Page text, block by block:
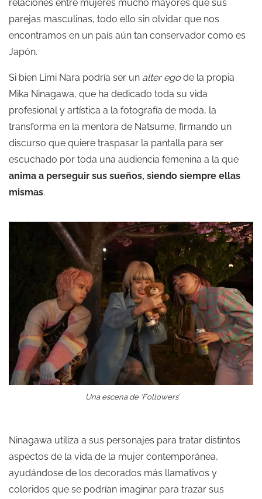
relaciones entre mujeres mucho mayores que sus
parejas masculinas, todo ello sin olvidar que nos
encontramos en un país aún tan conservador como es
Japón.
Si bien Limi Nara podría ser un alter ego de la propia
Mika Ninagawa, que ha dedicado toda su vida
profesional y artística a la fotografía de moda, la
transforma en la mentora de Natsume, firmando un
discurso que quiere traspasar la pantalla para ser
escuchado por toda una audiencia femenina a la que
anima a perseguir sus sueños, siendo siempre ellas
mismas.
Una escena de ‘Followers’
Ninagawa utiliza a sus personajes para tratar distintos
aspectos de la vida de la mujer contemporánea,
ayudándose de los decorados más llamativos y
coloridos que se podrían imaginar para trazar sus